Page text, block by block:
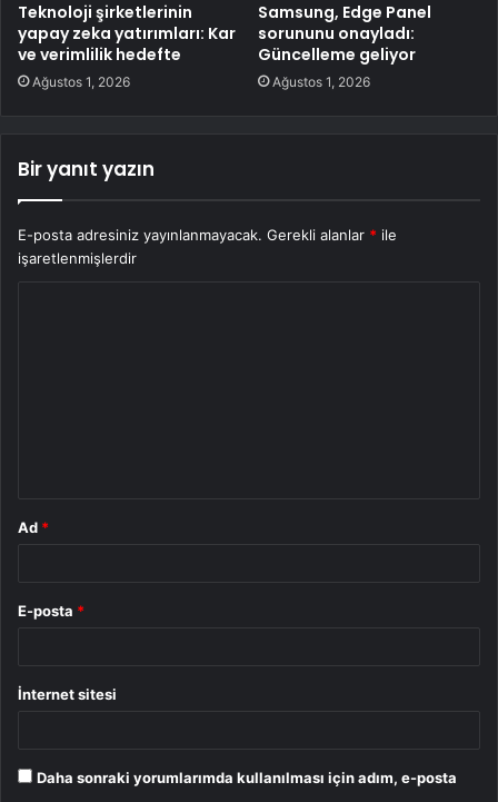
Teknoloji şirketlerinin
yapay zeka yatırımları: Kar
ve verimlilik hedefte
Ağustos 1, 2026
Samsung, Edge Panel
sorununu onayladı:
Güncelleme geliyor
Ağustos 1, 2026
Bir yanıt yazın
E-posta adresiniz yayınlanmayacak. Gerekli alanlar * ile
işaretlenmişlerdir
Ad *
E-posta *
İnternet sitesi
Daha sonraki yorumlarımda kullanılması için adım, e-posta